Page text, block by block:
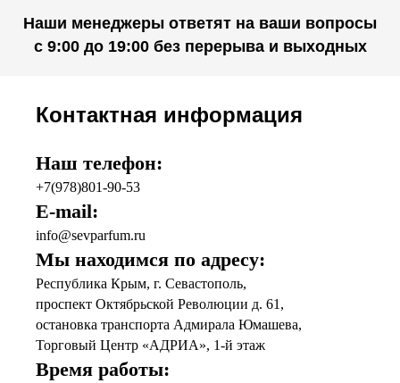
Наши менеджеры ответят на ваши вопросы
с 9:00 до 19:00 без перерыва и выходных
Контактная информация
Наш телефон:
+7(978)801-90-53
E-mail:
info@sevparfum.ru
Мы находимся по адресу:
Республика Крым, г. Севастополь,
проспект Октябрьской Революции д. 61,
остановка транспорта Адмирала Юмашева,
Торговый Центр «АДРИА», 1-й этаж
Время работы: